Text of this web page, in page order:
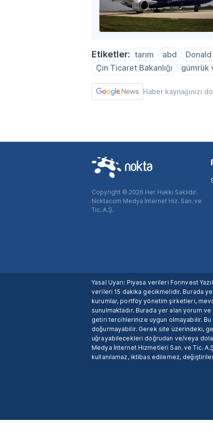
Etiketler: tarım abd
Çin Ticaret Bakanlığı
gümrük
Haber kaynağınızı
Copyright © 2026 Her Hakkı Saklıdır.
Noktacom Medya İnternet Hiz. San. ve
Tic. A.Ş.
Yasal Uyarı: Piyasa verileri Forinvest
verileri 15 dakika gecikmelidir. Burada yer
kurumlar, portföy yönetim şirketleri,
sunulmaktadır. Burada yer alan yorum
getiri tercihlerinize uygun olmayabilir.
doğurmayabilir. Gerek site üzerindeki,
uğrayabilecekleri doğrudan ve/veya
Medya İnternet Hizmetleri San. ve Tic.
kullanılamaz, iktibas edilemez,